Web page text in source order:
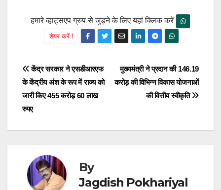
हमारे व्हाट्सएप ग्रुप से जुड़ने के लिए यहां क्लिक करें
शेयर करें !
Post
navigation
मुख्यमंत्री ने प्रदान की 146.19
करोड़ की विभिन्न विकास योजनाओं
की वित्तीय स्वीकृति
केंद्र सरकार ने एसडीआरएफ
के केंद्रीय अंश के रूप में राज्य को
जारी किए 455 करोड़ 60 लाख
रुपए
By
Jagdish Pokhariyal